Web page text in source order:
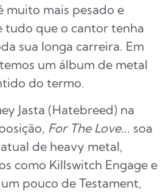
muito mais pesado e
tudo que o cantor tenha
sua longa carreira. Em
um álbum de metal
do termo.
Jasta (Hatebreed) na
For The Love... soa
de heavy metal,
como Killswitch Engage e
pouco de Testament,